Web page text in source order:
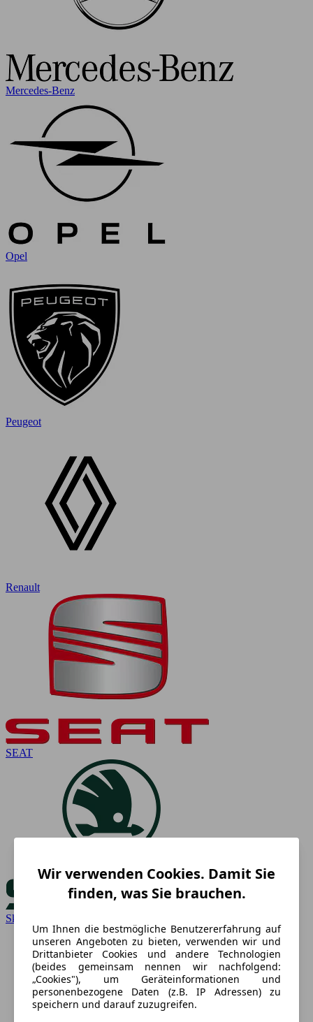
Mercedes-Benz
Opel
Peugeot
Renault
SEAT
Skoda
Wir verwenden Cookies. Damit Sie
finden, was Sie brauchen.
Um Ihnen die bestmögliche Benutzererfahrung auf
unseren Angeboten zu bieten, verwenden wir und
Drittanbieter Cookies und andere Technologien
(beides gemeinsam nennen wir nachfolgend:
„Cookies"), um Geräteinformationen und
personenbezogene Daten (z.B. IP Adressen) zu
speichern und darauf zuzugreifen.